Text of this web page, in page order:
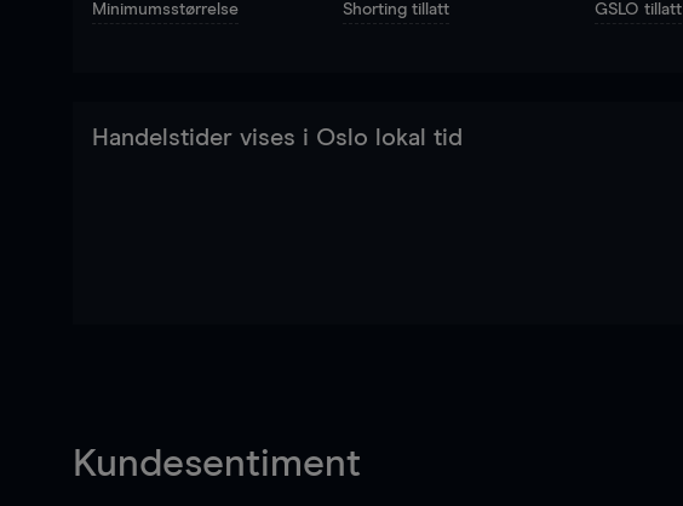
Minimumsstørrelse Shorting tillatt GSLO tillatt
Handelstider vises i Oslo lokal tid
Kundesentiment